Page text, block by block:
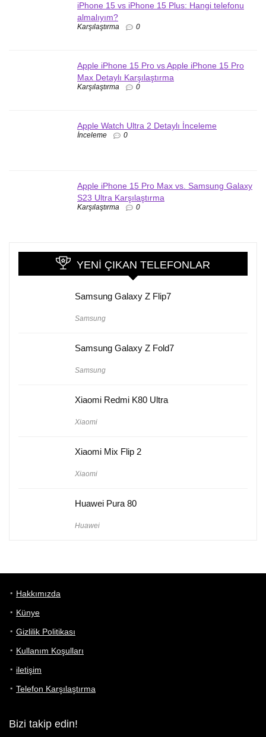
iPhone 15 vs iPhone 15 Plus: Hangi telefonu
almalıyım?
Karşılaştırma 0
Apple iPhone 15 Pro vs Apple iPhone 15 Pro
Max Detaylı Karşılaştırma
Karşılaştırma 0
Apple Watch Ultra 2 Detaylı İnceleme
İnceleme 0
Apple iPhone 15 Pro Max vs. Samsung Galaxy
S23 Ultra Karşılaştırma
Karşılaştırma 0
YENI ÇIKAN TELEFONLAR
Samsung Galaxy Z Flip7
Samsung
Samsung Galaxy Z Fold7
Samsung
Xiaomi Redmi K80 Ultra
Xiaomi
Xiaomi Mix Flip 2
Xiaomi
Huawei Pura 80
Huawei
Hakkımızda
Künye
Gizlilik Politikası
Kullanım Koşulları
iletişim
Telefon Karşılaştırma
Bizi takip edin!